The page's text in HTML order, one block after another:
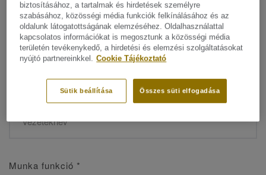
Név*
Vezetéknév*
Munka funkció *
biztosításához, a tartalmak és hirdetések személyre
szabásához, közösségi média funkciók felkínálásához és az
oldalunk látogatottságának elemzéséhez. Oldalhasználattal
kapcsolatos információkat is megosztunk a közösségi média
területén tevékenykedő, a hirdetési és elemzési szolgáltatásokat
nyújtó partnereinkkel. Cookie Tájékoztató
Összes süti elfogadása
Sütik beállítása